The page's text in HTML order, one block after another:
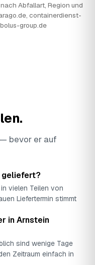
Abfallart, Region und
containerdienst-
group.de
bevor er auf
geliefert?
vielen Teilen von
Liefertermin stimmt
in Arnstein
sind wenige Tage
Zeitraum einfach in